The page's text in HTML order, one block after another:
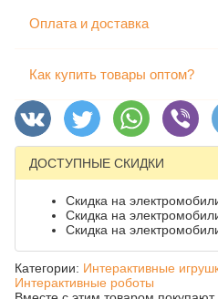
Оплата и доставка
Как купить товары оптом?
ДОСТУПНЫЕ СКИДКИ
Скидка на
Скидка на
Скидка на
Категории: Интерактивные
Интерактивные роботы